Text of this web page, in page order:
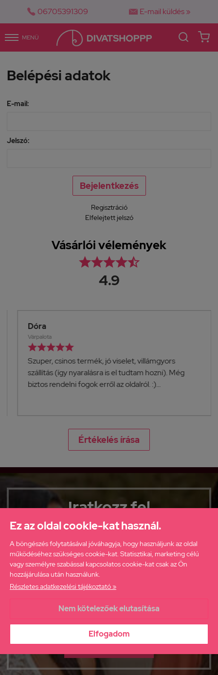
Ez az oldal cookie-kat használ.
A böngészés folytatásával jóváhagyja, hogy használjunk az oldal
működéséhez szükséges cookie-kat. Statisztikai, marketing célú
vagy személyre szabással kapcsolatos cookie-kat csak az Ön
hozzájárulása után használunk.
Részletes adatkezelési tájékoztató »
Nem kötelezőek elutasítása
Elfogadom
 06705391309  E-mail küldés »
MENÜ
Belépési adatok
E-mail:
Jelszó:
Regisztráció
Elfelejtett jelszó
Vásárlói vélemények

4.9
Dóra
Várpalota

Szuper, csinos termék, jó viselet, villámgyors
szállítás (így nyaralásra is el tudtam hozni). Még
biztos rendelni fogok erről az oldalról. :)...
Értékelés írása
Iratkozz fel
hírlevelünkre
ha elsőként szeretnél értesülni
újdonságainkról, akcióinkról!
hogy a webáruház értesítsen engem az aktuális ajánlatairól.
FELIRATKOZÁS 